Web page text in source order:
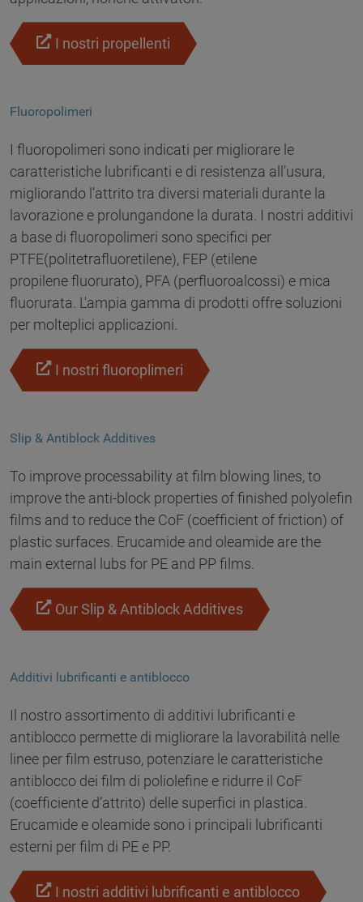
I nostri propellenti
Fluoropolimeri
I fluoropolimeri sono indicati per migliorare le
caratteristiche lubrificanti e di resistenza all’usura,
migliorando l’attrito tra diversi materiali durante la
lavorazione e prolungandone la durata. I nostri additivi
a base di fluoropolimeri sono specifici per
PTFE(politetrafluoretilene), FEP (etilene
propilene fluorurato), PFA (perfluoroalcossi) e mica
fluorurata. L'ampia gamma di prodotti offre soluzioni
per molteplici applicazioni.
I nostri fluoroplimeri
Slip & Antiblock Additives
To improve processability at film blowing lines, to
improve the anti-block properties of finished polyolefin
films and to reduce the CoF (coefficient of friction) of
plastic surfaces. Erucamide and oleamide are the
main external lubs for PE and PP films.
Our Slip & Antiblock Additives
Additivi lubrificanti e antiblocco
Il nostro assortimento di additivi lubrificanti e
antiblocco permette di migliorare la lavorabilità nelle
linee per film estruso, potenziare le caratteristiche
antiblocco dei film di poliolefine e ridurre il CoF
(coefficiente d’attrito) delle superfici in plastica.
Erucamide e oleamide sono i principali lubrificanti
esterni per film di PE e PP.
I nostri additivi lubrificanti e antiblocco